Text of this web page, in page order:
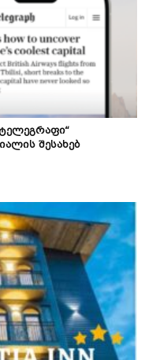
შესახებ